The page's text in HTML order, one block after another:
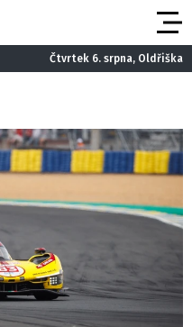
Čtvrtek 6. srpna, Oldřiška